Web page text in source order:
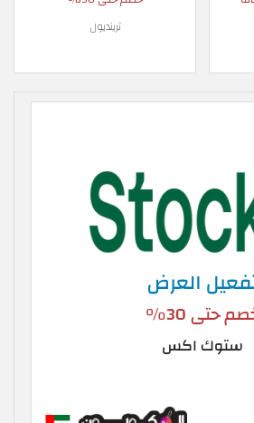
ترينديول